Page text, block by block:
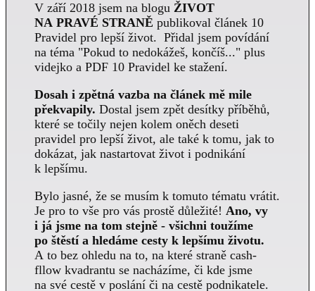
V září 2018 jsem na blogu ŽIVOT
NA PRAVÉ STRANĚ publikoval článek 10
Pravidel pro lepší život. Přidal jsem povídání
na téma "Pokud to nedokážeš, končíš..." plus
videjko a PDF 10 Pravidel ke stažení.
Dosah i zpětná vazba na článek mě mile
překvapily. Dostal jsem zpět desítky příběhů,
které se točily nejen kolem oněch deseti
pravidel pro lepší život, ale také k tomu, jak to
dokázat, jak nastartovat život i podnikání
k lepšímu.
Bylo jasné, že se musím k tomuto tématu vrátit.
Je pro to vše pro vás prostě důležité! Ano, vy
i já jsme na tom stejně - všichni toužíme
po štěstí a hledáme cesty k lepšímu životu.
A to bez ohledu na to, na které straně cash-
fllow kvadrantu se nacházíme, či kde jsme
na své cestě v poslání či na cestě podnikatele.